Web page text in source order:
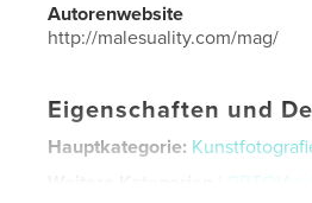
Autorenwebsite
http://malesuality.com/mag/
Eigenschaften und
Hauptkategorie:
LGBTQIA+